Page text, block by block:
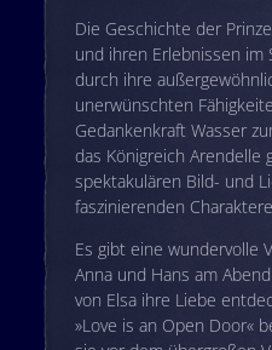
Die Geschichte der
und ihren Erlebnissen im
durch ihre
unerwünschten
Gedankenkraft Wasser
das Königreich Arendelle
spektakulären Bild- und
faszinierenden
Es gibt eine wundervolle
Anna und Hans am
von Elsa ihre Liebe
»Love is an Open Door«